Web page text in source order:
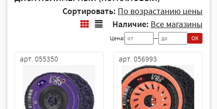
Сортировать: По возрастанию цены
Наличие: Все магазины
Цена: — OK
арт. 055350 арт. 056993